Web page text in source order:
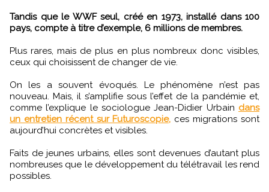
Tandis que le WWF seul, créé en 1973, installé dans 100
pays, compte à titre d’exemple, 6 millions de membres.
Plus rares, mais de plus en plus nombreux donc visibles,
ceux qui choisissent de changer de vie.
On les a souvent évoqués. Le phénomène n’est pas
nouveau. Mais, il s’amplifie sous l’effet de la pandémie et,
comme l’explique le sociologue Jean-Didier Urbain dans
un entretien récent sur Futuroscopie, ces migrations sont
aujourd’hui concrètes et visibles.
Faits de jeunes urbains, elles sont devenues d’autant plus
nombreuses que le développement du télétravail les rend
possibles.